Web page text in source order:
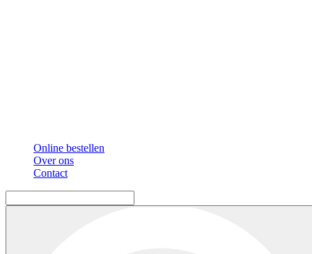
Online bestellen
Over ons
Contact